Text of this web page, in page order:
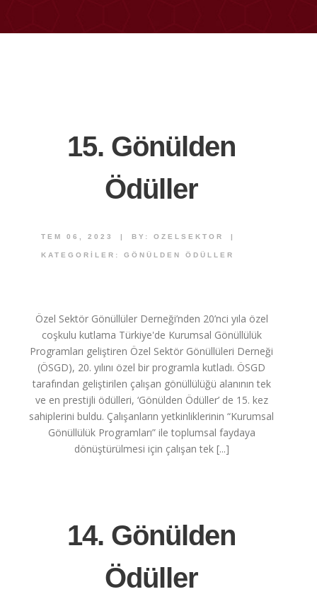
15. Gönülden
Ödüller
TEM 06, 2023 | BY: OZELSEKTOR |
KATEGORILER: GÖNÜLDEN ÖDÜLLER
Özel Sektör Gönüllüler Derneği’nden 20’nci yıla özel
coşkulu kutlama Türkiye'de Kurumsal Gönüllülük
Programları geliştiren Özel Sektör Gönüllüleri Derneği
(ÖSGD), 20. yılını özel bir programla kutladı. ÖSGD
tarafından geliştirilen çalışan gönüllülüğü alanının tek
ve en prestijli ödülleri, ‘Gönülden Ödüller’ de 15. kez
sahiplerini buldu. Çalışanların yetkinliklerinin “Kurumsal
Gönüllülük Programları” ile toplumsal faydaya
dönüştürülmesi için çalışan tek [...]
14. Gönülden
Ödüller